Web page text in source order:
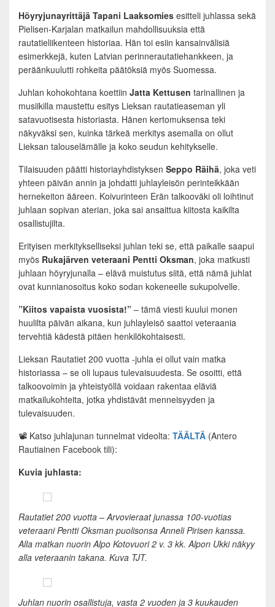
Höyryjunayrittäjä Tapani Laaksomies esitteli juhlassa sekä
Pielisen-Karjalan matkailun mahdollisuuksia että
rautatieliikenteen historiaa. Hän toi esiin kansainvälisiä
esimerkkejä, kuten Latvian perinnerautatiehankkeen, ja
peräänkuulutti rohkeita päätöksiä myös Suomessa.
Juhlan kohokohtana koettiin Jatta Kettusen tarinallinen ja
musiikilla maustettu esitys Lieksan rautatieaseman yli
satavuotisesta historiasta. Hänen kertomuksensa teki
näkyväksi sen, kuinka tärkeä merkitys asemalla on ollut
Lieksan talouselämälle ja koko seudun kehitykselle.
Tilaisuuden päätti historiayhdistyksen Seppo Räihä, joka veti
yhteen päivän annin ja johdatti juhlayleisön perinteikkään
hernekeiton ääreen. Koivurinteen Erän talkooväki oli loihtinut
juhlaan sopivan aterian, joka sai ansaittua kiitosta kaikilta
osallistujilta.
Erityisen merkitykselliseksi juhlan teki se, että paikalle saapui
myös Rukajärven veteraani Pentti Oksman, joka matkusti
juhlaan höyryjunalla – elävä muistutus siitä, että nämä juhlat
ovat kunnianosoitus koko sodan kokeneelle sukupolvelle.
”Kiitos vapaista vuosista!” – tämä viesti kuului monen
huulilta päivän aikana, kun juhlayleisö saattoi veteraania
tervehtiä kädestä pitäen henkilökohtaisesti.
Lieksan Rautatiet 200 vuotta -juhla ei ollut vain matka
historiassa – se oli lupaus tulevaisuudesta. Se osoitti, että
talkoovoimin ja yhteistyöllä voidaan rakentaa eläviä
matkailukohteita, jotka yhdistävät menneisyyden ja
tulevaisuuden.
📽️ Katso juhlajunan tunnelmat videolta: TÄÄLTÄ (Antero
Rautiainen Facebook tili):
Kuvia juhlasta:
Rautatiet 200 vuotta – Arvovieraat junassa 100-vuotias
veteraani Pentti Oksman puolisonsa Anneli Pirisen kanssa.
Alla matkan nuorin Alpo Kotovuori 2 v. 3 kk. Alpon Ukki näkyy
alla veteraanin takana. Kuva TJT.
Juhlan nuorin osallistuja, vasta 2 vuoden ja 3 kuukauden